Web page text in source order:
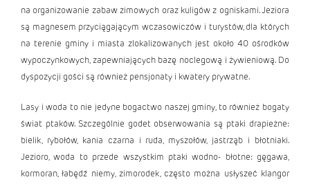
na organizowanie zabaw zimowych oraz kuligów z ogniskami. Jeziora
są magnesem przyciągającym wczasowiczów i turystów, dla których
na terenie gminy i miasta zlokalizowanych jest około 40 ośrodków
wypoczynkowych, zapewniających bazę noclegową i żywieniową. Do
dyspozycji gości są również pensjonaty i kwatery prywatne.
Lasy i woda to nie jedyne bogactwo naszej gminy, to również bogaty
świat ptaków. Szczególnie godet obserwowania są ptaki drapieżne:
bielik, rybołów, kania czarna i ruda, myszołów, jastrząb i błotniaki.
Jezioro, woda to przede wszystkim ptaki wodno- błotne: gęgawa,
kormoran, łabędź niemy, zimorodek, często można usłyszeć klangor